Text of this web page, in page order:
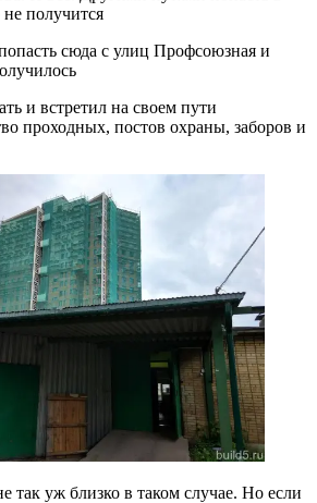
получится
сюда с улиц Профсоюзная и
и встретил на своем пути
проходных, постов охраны, заборов и
уж близко в таком случае. Но если